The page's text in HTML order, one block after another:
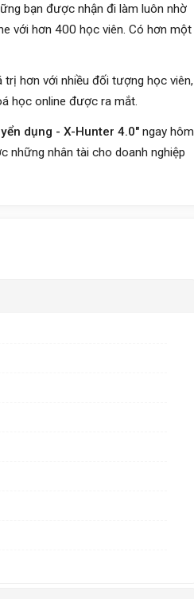
bạn được nhận đi làm luôn nhờ
với hơn 400 học viên. Có hơn một
hơn với nhiều đối tượng học viên,
học online được ra mắt.
dụng - X-Hunter 4.0" ngay hôm
những nhân tài cho doanh nghiệp